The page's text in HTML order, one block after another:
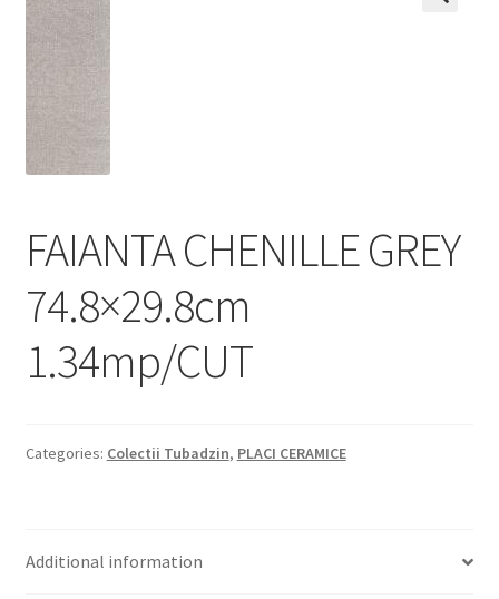
Contul meu
Despre noi
Plata si Livrare
Politică de confidențialitate
Politica de cookie
Plată
FAIANTA CHENILLE GREY
74.8×29.8cm
1.34mp/CUT
Categories: Colectii Tubadzin, PLACI CERAMICE
Additional information